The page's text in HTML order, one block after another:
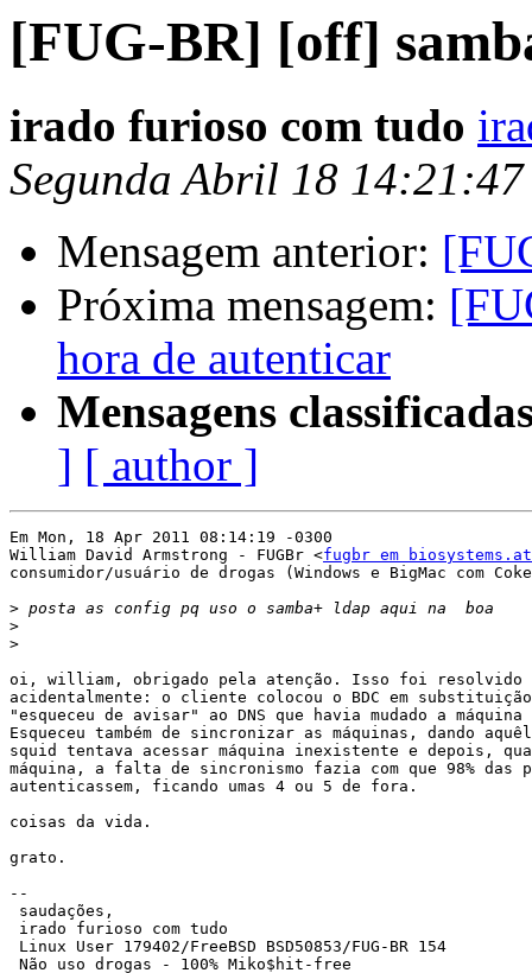
[FUG-BR] [off]
irado furioso com tudo
Segunda Abril 18 14:21:47
Mensagem anterior:
Próxima mensagem:
hora de autenticar
Mensagens
] [ author ]
Em Mon, 18 Apr 2011 08:14:19 -0300
William David Armstrong - FUGBr <fugbr em
consumidor/usuário de drogas (Windows e BigMac com
>
>
>
oi, william, obrigado pela atenção. Isso foi resolvido
acidentalmente: o cliente colocou o BDC em substituição
"esqueceu de avisar" ao DNS que havia mudado a
Esqueceu também de sincronizar as máquinas, dando
squid tentava acessar máquina inexistente e depois,
máquina, a falta de sincronismo fazia com que 98% das
autenticassem, ficando umas 4 ou 5 de fora.
coisas da vida.
grato.
--
saudações,
irado furioso com tudo
Linux User 179402/FreeBSD BSD50853/FUG-BR 154
Não uso drogas - 100% Miko$hit-free